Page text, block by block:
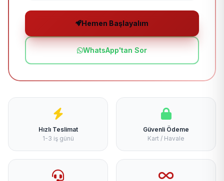
Hemen Başlayalım
WhatsApp'tan Sor
Hızlı Teslimat
1-3 iş günü
Güvenli Ödeme
Kart / Havale